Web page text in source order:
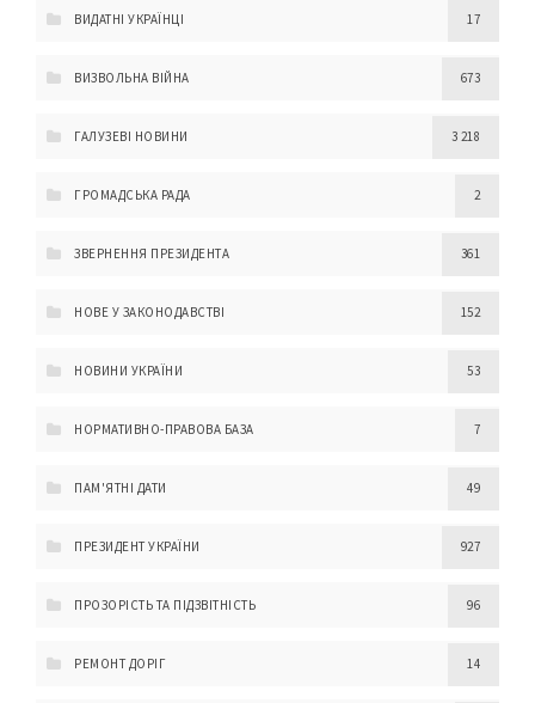
ВИДАТНІ УКРАЇНЦІ 17
ВИЗВОЛЬНА ВІЙНА 673
ГАЛУЗЕВІ НОВИНИ 3 218
ГРОМАДСЬКА РАДА 2
ЗВЕРНЕННЯ ПРЕЗИДЕНТА 361
НОВЕ У ЗАКОНОДАВСТВІ 152
НОВИНИ УКРАЇНИ 53
НОРМАТИВНО-ПРАВОВА БАЗА 7
ПАМ'ЯТНІ ДАТИ 49
ПРЕЗИДЕНТ УКРАЇНИ 927
ПРОЗОРІСТЬ ТА ПІДЗВІТНІСТЬ 96
РЕМОНТ ДОРІГ 14